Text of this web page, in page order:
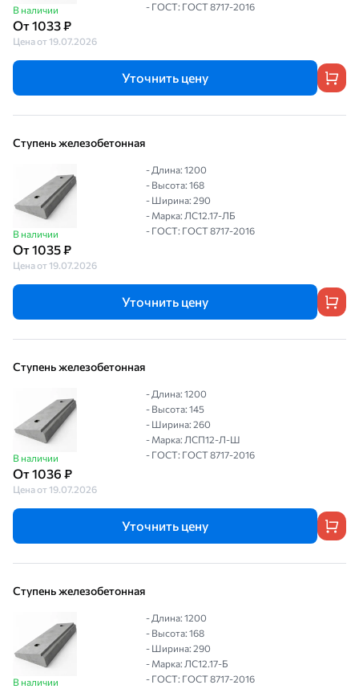
В наличии
От 1033 ₽
Цена от 19.07.2026
- ГОСТ: ГОСТ 8717-2016
Уточнить цену
Ступень железобетонная
В наличии
От 1035 ₽
Цена от 19.07.2026
- Длина: 1200
- Высота: 168
- Ширина: 290
- Марка: ЛС12.17-ЛБ
- ГОСТ: ГОСТ 8717-2016
Уточнить цену
Ступень железобетонная
В наличии
От 1036 ₽
Цена от 19.07.2026
- Длина: 1200
- Высота: 145
- Ширина: 260
- Марка: ЛСП12-Л-Ш
- ГОСТ: ГОСТ 8717-2016
Уточнить цену
Ступень железобетонная
В наличии
- Длина: 1200
- Высота: 168
- Ширина: 290
- Марка: ЛС12.17-Б
- ГОСТ: ГОСТ 8717-2016